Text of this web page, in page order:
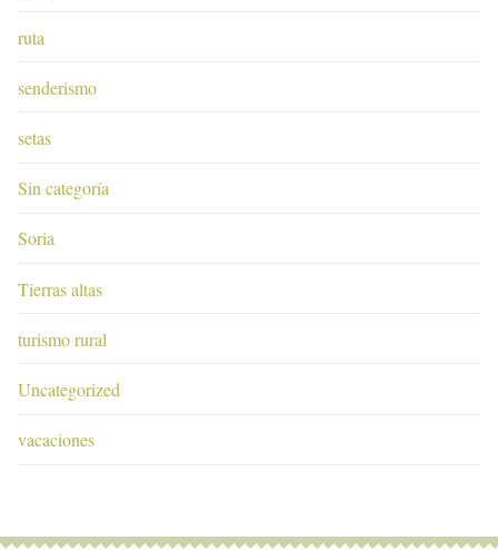
ruta
senderismo
setas
Sin categoría
Soria
Tierras altas
turismo rural
Uncategorized
vacaciones